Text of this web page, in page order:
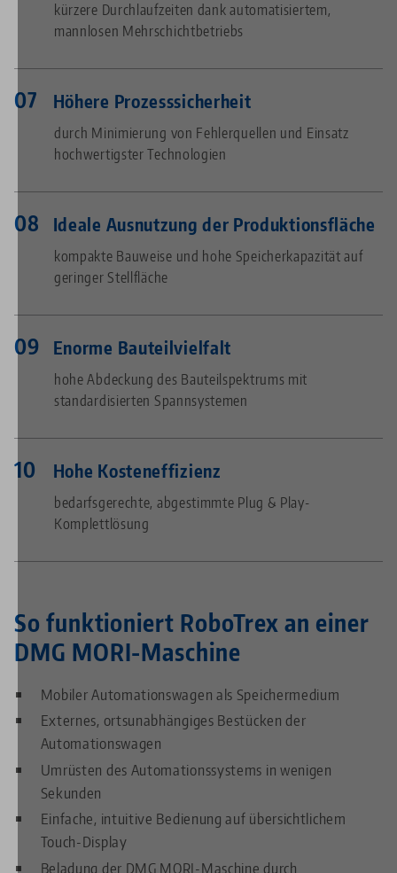
kürzere Durchlaufzeiten dank automatisiertem,
mannlosen Mehrschichtbetriebs
Höhere Prozesssicherheit
durch Minimierung von Fehlerquellen und Einsatz
hochwertigster Technologien
Ideale Ausnutzung der Produktionsfläche
kompakte Bauweise und hohe Speicherkapazität auf
geringer Stellfläche
Enorme Bauteilvielfalt
hohe Abdeckung des Bauteilspektrums mit
standardisierten Spannsystemen
Hohe Kosteneffizienz
bedarfsgerechte, abgestimmte Plug & Play-
Komplettlösung
So funktioniert RoboTrex an einer
DMG MORI-Maschine
Mobiler Automationswagen als Speichermedium
Externes, ortsunabhängiges Bestücken der
Automationswagen
Umrüsten des Automationssystems in wenigen
Sekunden
Einfache, intuitive Bedienung auf übersichtlichem
Touch-Display
Beladung der DMG MORI-Maschine durch